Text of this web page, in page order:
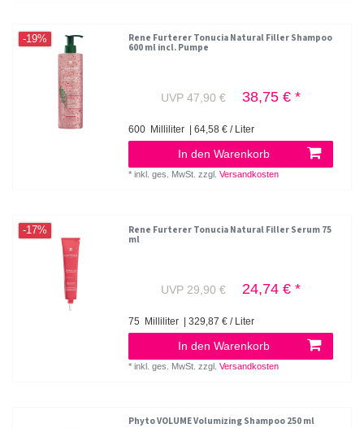
-19%
Rene Furterer Tonucia Natural Filler Shampoo
600 ml incl. Pumpe
UVP 47,90 € 38,75 € *
600 Milliliter | 64,58 € / Liter
In den Warenkorb
*inkl. ges. MwSt. zzgl.Versandkosten
-17%
Rene Furterer Tonucia Natural Filler Serum 75
ml
UVP 29,90 € 24,74 € *
75 Milliliter | 329,87 € / Liter
In den Warenkorb
*inkl. ges. MwSt. zzgl.Versandkosten
Phyto VOLUME Volumizing Shampoo 250 ml